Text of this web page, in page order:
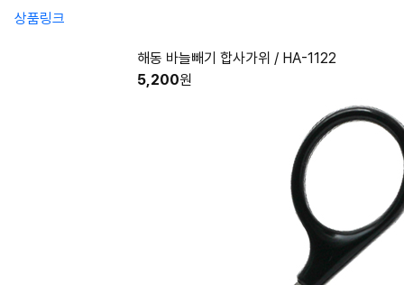
상품링크
해동 바늘빼기 합사가위 / HA-1122
5,200원